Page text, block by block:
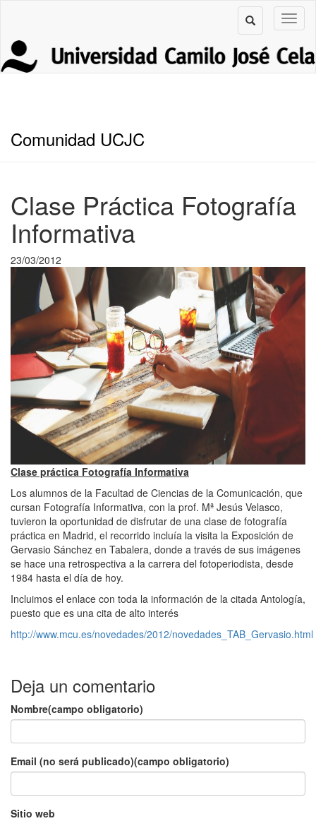
Comunidad UCJC
Clase Práctica Fotografía
Informativa
23/03/2012
Clase práctica Fotografía Informativa
Los alumnos de la Facultad de Ciencias de la Comunicación, que
cursan Fotografía Informativa, con la prof. Mª Jesús Velasco,
tuvieron la oportunidad de disfrutar de una clase de fotografía
práctica en Madrid, el recorrido incluía la visita la Exposición de
Gervasio Sánchez en Tabalera, donde a través de sus imágenes
se hace una retrospectiva a la carrera del fotoperiodista, desde
1984 hasta el día de hoy.
Incluimos el enlace con toda la información de la citada Antología,
puesto que es una cita de alto interés
http://www.mcu.es/novedades/2012/novedades_TAB_Gervasio.html
Deja un comentario
Nombre(campo obligatorio)
Email (no será publicado)(campo obligatorio)
Sitio web